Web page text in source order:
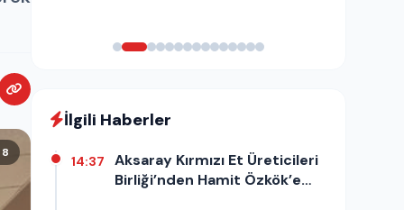
8
İlgili Haberler
14:37
Aksaray Kırmızı Et Üreticileri
Birliği’nden Hamit Özkök’e